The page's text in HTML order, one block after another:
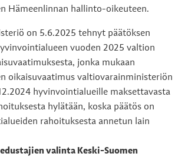
Hämeenlinnan hallinto-oikeuteen.
on 5.6.2025 tehnyt päätöksen
vuoden 2025 valtion
jonka mukaan
oikaisuvaatimus valtiovarainministeriön
hyvinvointialueille maksettavasta
hylätään, koska päätös on
rahoituksesta annetun lain
valinta Keski-Suomen